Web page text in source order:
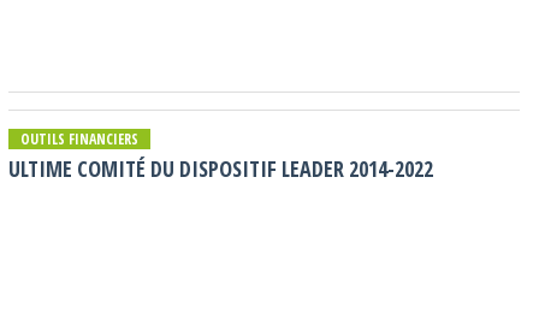
OUTILS FINANCIERS
ULTIME COMITÉ DU DISPOSITIF LEADER 2014-2022